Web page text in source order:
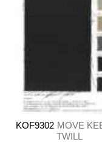
KOF9302 MOVE
TWILL